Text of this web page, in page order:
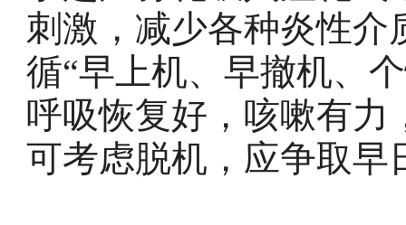
刺激，减少各种炎性
循“早上机、早撤机、
呼吸恢复好，咳嗽有力
可考虑脱机，应争取早